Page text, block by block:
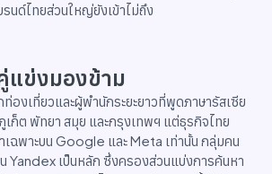
รนด์ไทยส่วนใหญ่ยังเข้าไม่ถึง
แข่งมองข้าม
องเที่ยวและผู้พำนักระยะยาวที่พูดภาษารัสเซีย
เก็ต พัทยา สมุย และกรุงเทพฯ แต่ธุรกิจไทย
ฉพาะบน Google และ Meta เท่านั้น กลุ่มคน
Yandex เป็นหลัก ซึ่งครองส่วนแบ่งการค้นหา